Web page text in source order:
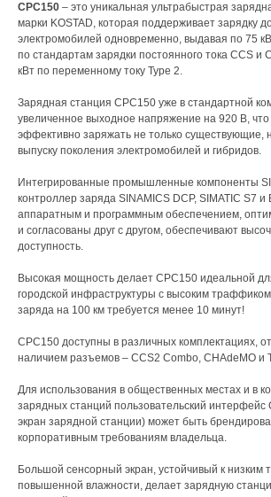
СРС150 – это уникальная ультрабыстрая
марки KOSTAD, которая поддерживает зарядку
электромобилей одновременно, выдавая по 75
по стандартам зарядки постоянного тока CCS и
кВт по переменному току Type 2.
Зарядная станция СРС150 уже в стандартной
увеличенное выходное напряжение на 920 В, что
эффективно заряжать не только существующие,
выпуску поколения электромобилей и гибридов.
Интегрированные промышленные компоненты
контроллер заряда SINAMICS DCP, SIMATIC S7
аппаратным и программным обеспечением,
и согласованы друг с другом, обеспечивают
доступность.
Высокая мощность делает СРС150 идеальной
городской инфраструктуры с высоким
заряда на 100 км требуется менее 10 минут!
СРС150 доступны в различных комплектациях,
наличием разъемов – CCS2 Combo, CHAdeMO и
Для использования в общественных местах и в
зарядных станций пользовательский интерфейс
экран зарядной станции) может быть
корпоративным требованиям владельца.
Большой сенсорный экран, устойчивый к низким
повышенной влажности, делает зарядную